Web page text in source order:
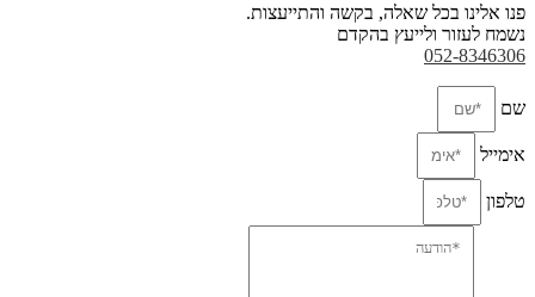
פנו אלינו בכל שאלה, בקשה והתייעצות.
נשמח לעזור ולייעץ בהקדם
052-8346306
שם
אימייל
טלפון